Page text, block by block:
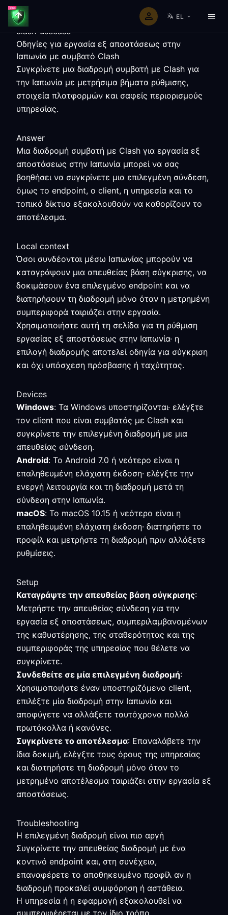
EL
clash-usecase
Οδηγίες για εργασία εξ αποστάσεως στην
Ιαπωνία με συμβατό Clash
Συγκρίνετε μια διαδρομή συμβατή με Clash για
την Ιαπωνία με μετρήσιμα βήματα ρύθμισης,
στοιχεία πλατφορμών και σαφείς περιορισμούς
υπηρεσίας.
Answer
Μια διαδρομή συμβατή με Clash για εργασία εξ
αποστάσεως στην Ιαπωνία μπορεί να σας
βοηθήσει να συγκρίνετε μια επιλεγμένη σύνδεση,
όμως το endpoint, ο client, η υπηρεσία και το
τοπικό δίκτυο εξακολουθούν να καθορίζουν το
αποτέλεσμα.
Local context
Όσοι συνδέονται μέσω Ιαπωνίας μπορούν να
καταγράψουν μια απευθείας βάση σύγκρισης, να
δοκιμάσουν ένα επιλεγμένο endpoint και να
διατηρήσουν τη διαδρομή μόνο όταν η μετρημένη
συμπεριφορά ταιριάζει στην εργασία.
Χρησιμοποιήστε αυτή τη σελίδα για τη ρύθμιση
εργασίας εξ αποστάσεως στην Ιαπωνία· η
επιλογή διαδρομής αποτελεί οδηγία για σύγκριση
και όχι υπόσχεση πρόσβασης ή ταχύτητας.
Devices
Windows: Τα Windows υποστηρίζονται· ελέγξτε
τον client που είναι συμβατός με Clash και
συγκρίνετε την επιλεγμένη διαδρομή με μια
απευθείας σύνδεση.
Android: Το Android 7.0 ή νεότερο είναι η
επαληθευμένη ελάχιστη έκδοση· ελέγξτε την
ενεργή λειτουργία και τη διαδρομή μετά τη
σύνδεση στην Ιαπωνία.
macOS: Το macOS 10.15 ή νεότερο είναι η
επαληθευμένη ελάχιστη έκδοση· διατηρήστε το
προφίλ και μετρήστε τη διαδρομή πριν αλλάξετε
ρυθμίσεις.
Setup
Καταγράψτε την απευθείας βάση σύγκρισης:
Μετρήστε την απευθείας σύνδεση για την
εργασία εξ αποστάσεως, συμπεριλαμβανομένων
της καθυστέρησης, της σταθερότητας και της
συμπεριφοράς της υπηρεσίας που θέλετε να
συγκρίνετε.
Συνδεθείτε σε μία επιλεγμένη διαδρομή:
Χρησιμοποιήστε έναν υποστηριζόμενο client,
επιλέξτε μία διαδρομή στην Ιαπωνία και
αποφύγετε να αλλάξετε ταυτόχρονα πολλά
πρωτόκολλα ή κανόνες.
Συγκρίνετε το αποτέλεσμα: Επαναλάβετε την
ίδια δοκιμή, ελέγξτε τους όρους της υπηρεσίας
και διατηρήστε τη διαδρομή μόνο όταν το
μετρημένο αποτέλεσμα ταιριάζει στην εργασία εξ
αποστάσεως.
Troubleshooting
Η επιλεγμένη διαδρομή είναι πιο αργή
Συγκρίνετε την απευθείας διαδρομή με ένα
κοντινό endpoint και, στη συνέχεια,
επαναφέρετε το αποθηκευμένο προφίλ αν η
διαδρομή προκαλεί συμφόρηση ή αστάθεια.
Η υπηρεσία ή η εφαρμογή εξακολουθεί να
συμπεριφέρεται με τον ίδιο τρόπο